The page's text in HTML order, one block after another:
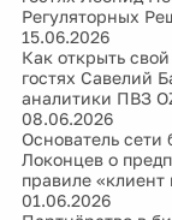
Регуляторных
15.06.2026
Как открыть
гостях Савелий
аналитики ПВЗ
08.06.2026
Основатель
Локонцев о
правиле «клиент
01.06.2026